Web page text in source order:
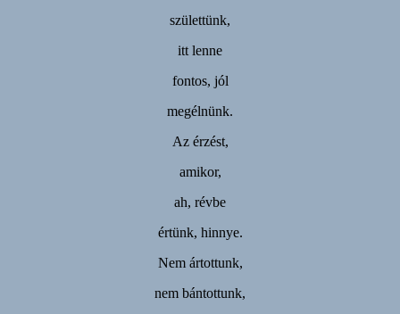
születtünk,
itt lenne
fontos, jól
megélnünk.
Az érzést,
amikor,
ah, révbe
értünk, hinnye.
Nem ártottunk,
nem bántottunk,